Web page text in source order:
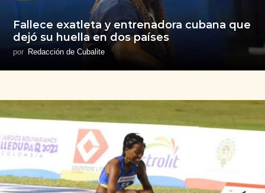
Fallece exatleta y entrenadora cubana que
dejó su huella en dos países
por Redacción de Cubalite